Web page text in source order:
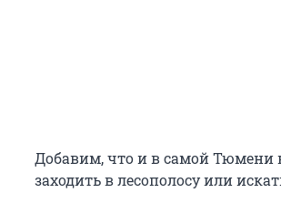
Добавим, что и в самой Тюмени
заходить в лесополосу или